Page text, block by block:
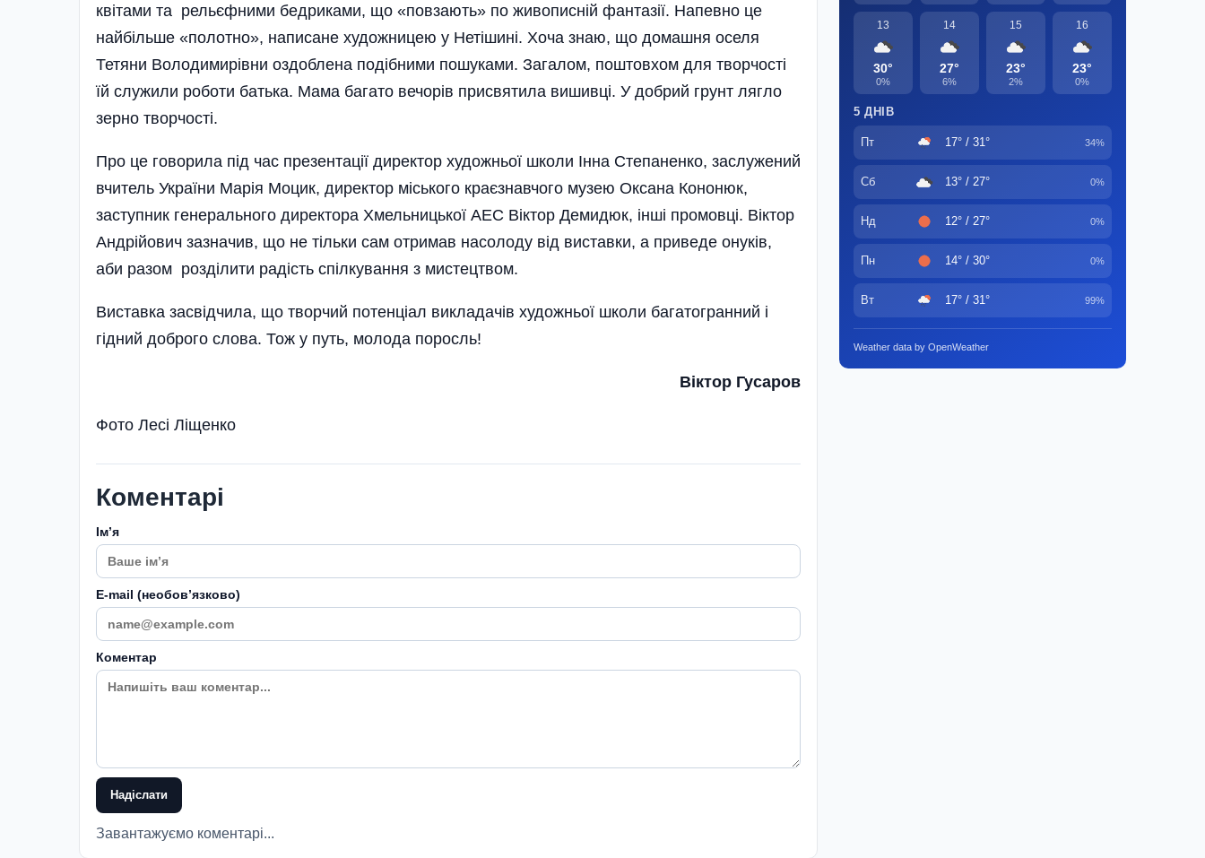
квітами та рельєфними бедриками, що «повзають» по живописній фантазії. Напевно це
найбільше «полотно», написане художницею у Нетішині. Хоча знаю, що домашня оселя
Тетяни Володимирівни оздоблена подібними пошуками. Загалом, поштовхом для творчості
їй служили роботи батька. Мама багато вечорів присвятила вишивці. У добрий грунт лягло
зерно творчості.
Про це говорила під час презентації директор­ художньої школи Інна Степаненко, заслужений
вчитель України Марія Моцик, директор міського­ краєзнавчого музею Оксана Кононюк,
заступник­ генерального директора Хмельницької АЕС Віктор Демидюк, інші промовці. Віктор
Андрійович­ зазначив, що не тільки сам отримав насолоду від виставки, а приведе онуків,
аби разом розділити радість спілкування з мистецтвом.
Виставка засвідчила, що творчий потенціал викладачів художньої школи багатогранний і
гідний доброго слова. Тож у путь, молода поросль!
Віктор Гусаров
Фото Лесі Ліщенко
Коментарі
Імʼя
E-mail (необовʼязково)
Коментар
Надіслати
Завантажуємо коментарі...
13
30°
0%
14
27°
6%
15
23°
2%
16
23°
0%
5 ДНІВ
Пт 17° / 31° 34%
Сб 13° / 27° 0%
Нд 12° / 27° 0%
Пн 14° / 30° 0%
Вт 17° / 31° 99%
Weather data by OpenWeather